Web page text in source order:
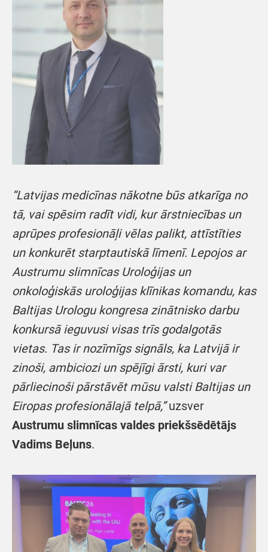
“Latvijas medicīnas nākotne būs atkarīga no
tā, vai spēsim radīt vidi, kur ārstniecības un
aprūpes profesionāļi vēlas palikt, attīstīties
un konkurēt starptautiskā līmenī. Lepojos ar
Austrumu slimnīcas Uroloģijas un
onkoloģiskās uroloģijas klīnikas komandu, kas
Baltijas Urologu kongresa zinātnisko darbu
konkursā ieguvusi visas trīs godalgotās
vietas. Tas ir nozīmīgs signāls, ka Latvijā ir
zinoši, ambiciozi un spējīgi ārsti, kuri var
pārliecinoši pārstāvēt mūsu valsti Baltijas un
Eiropas profesionālajā telpā,”uzsver
Austrumu slimnīcas valdes priekšsēdētājs
Vadims Beļuns.